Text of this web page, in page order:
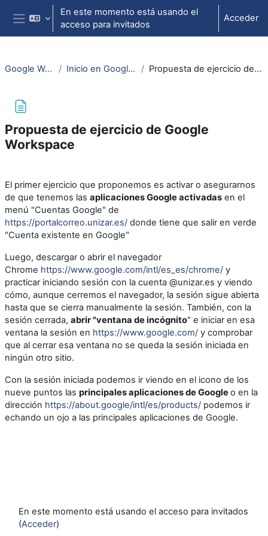
Salta al contenido principal
Panel lateral
En este momento está usando el
acceso para invitados
Acceder
Google Workspace Inicio en Google Workspace Propuesta de ejercicio de Google Workspace
Propuesta de ejercicio de Google
Workspace
El primer ejercicio que proponemos es activar o asegurarnos
de que tenemos las aplicaciones Google activadas en el
menú "Cuentas Google" de
https://portalcorreo.unizar.es/ donde tiene que salir en verde
"Cuenta existente en Google"
Luego, descargar o abrir el navegador
Chrome https://www.google.com/intl/es_es/chrome/ y
practicar iniciando sesión con la cuenta @unizar.es y viendo
cómo, aunque cerremos el navegador, la sesión sigue abierta
hasta que se cierra manualmente la sesión. También, con la
sesión cerrada, abrir "ventana de incógnito" e iniciar en esa
ventana la sesión en https://www.google.com/ y comprobar
que al cerrar esa ventana no se queda la sesión iniciada en
ningún otro sitio.
Con la sesión iniciada podemos ir viendo en el icono de los
nueve puntos las principales aplicaciones de Googleo en la
dirección https://about.google/intl/es/products/ podemos ir
echando un ojo a las principales aplicaciones de Google.
En este momento está usando el acceso para invitados
(Acceder)